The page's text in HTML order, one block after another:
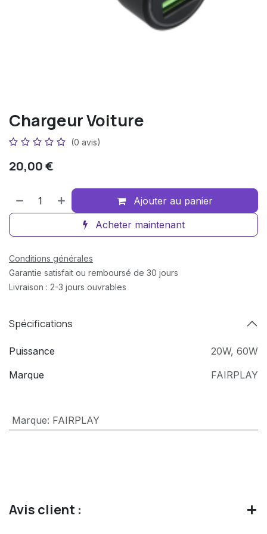
Chargeur Voiture
(0 avis)
20,00€
Ajouter au panier
Acheter maintenant
Conditions générales
Garantie satisfait ou remboursé de 30 jours
Livraison : 2-3 jours ouvrables
Spécifications
Puissance 20W, 60W
Marque
FAIRPLAY
Marque: FAIRPLAY
Avis client :